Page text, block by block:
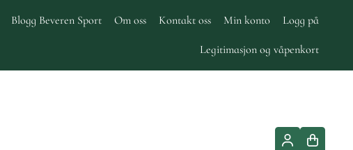
Blogg Beveren Sport Om oss Kontakt oss Min konto Logg på
Legitimasjon og våpenkort